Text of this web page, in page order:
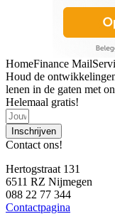
HomeFinance
Houd de
lenen in de gaten met
Helemaal gratis!
Inschrijven
Contact ons!
Hertogstraat 131
6511 RZ Nijmegen
088 22 77 344
Contactpagina